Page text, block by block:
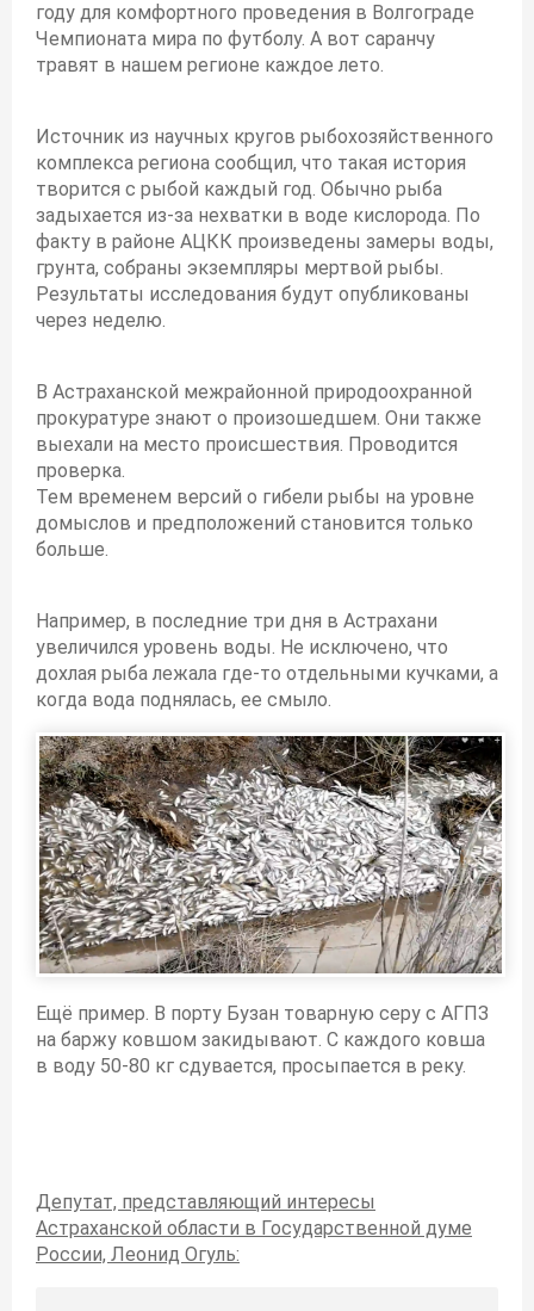
году для комфортного проведения в Волгограде
Чемпионата мира по футболу. А вот саранчу
травят в нашем регионе каждое лето.
Источник из научных кругов рыбохозяйственного
комплекса региона сообщил, что такая история
творится с рыбой каждый год. Обычно рыба
задыхается из-за нехватки в воде кислорода. По
факту в районе АЦКК произведены замеры воды,
грунта, собраны экземпляры мертвой рыбы.
Результаты исследования будут опубликованы
через неделю.
В Астраханской межрайонной природоохранной
прокуратуре знают о произошедшем. Они также
выехали на место происшествия. Проводится
проверка.
Тем временем версий о гибели рыбы на уровне
домыслов и предположений становится только
больше.
Например, в последние три дня в Астрахани
увеличился уровень воды. Не исключено, что
дохлая рыба лежала где-то отдельными кучками, а
когда вода поднялась, ее смыло.
Ещё пример. В порту Бузан товарную серу с АГПЗ
на баржу ковшом закидывают. С каждого ковша
в воду 50-80 кг сдувается, просыпается в реку.
Депутат, представляющий интересы
Астраханской области в Государственной думе
России, Леонид Огуль: